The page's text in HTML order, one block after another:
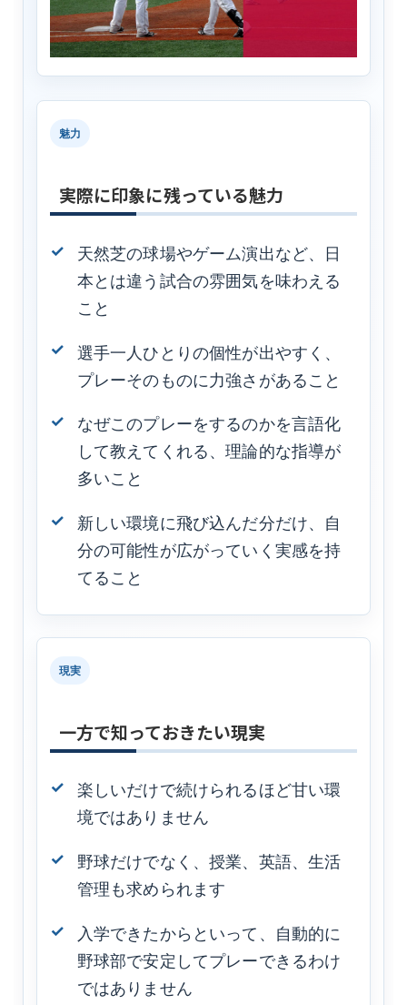
魅力
実際に印象に残っている魅力
天然芝の球場やゲーム演出など、日
本とは違う試合の雰囲気を味わえる
こと
選手一人ひとりの個性が出やすく、
プレーそのものに力強さがあること
なぜこのプレーをするのかを言語化
して教えてくれる、理論的な指導が
多いこと
新しい環境に飛び込んだ分だけ、自
分の可能性が広がっていく実感を持
てること
現実
一方で知っておきたい現実
楽しいだけで続けられるほど甘い環
境ではありません
野球だけでなく、授業、英語、生活
管理も求められます
入学できたからといって、自動的に
野球部で安定してプレーできるわけ
ではありません